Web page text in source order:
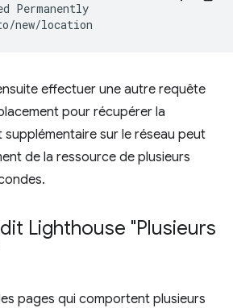
Permanently
new/location
effectuer une autre requête
pour récupérer la
sur le réseau peut
de la ressource de plusieurs
Lighthouse "Plusieurs
pages qui comportent plusieurs